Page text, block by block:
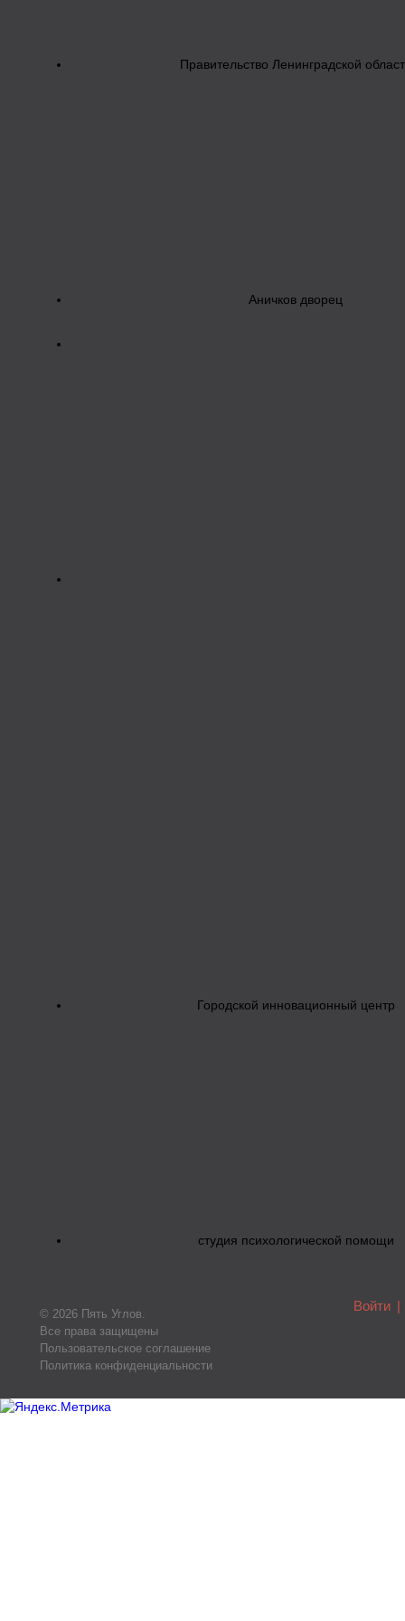
Правительство Ленинградской
Аничков дворец
Городской инновационный центр
студия психологической помощи
© 2026 Пять Углов.
Все права защищены
Пользовательское соглашение
Политика конфиденциальности
Войти